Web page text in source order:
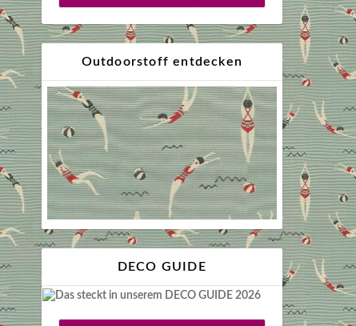
Outdoorstoff entdecken
DECO GUIDE